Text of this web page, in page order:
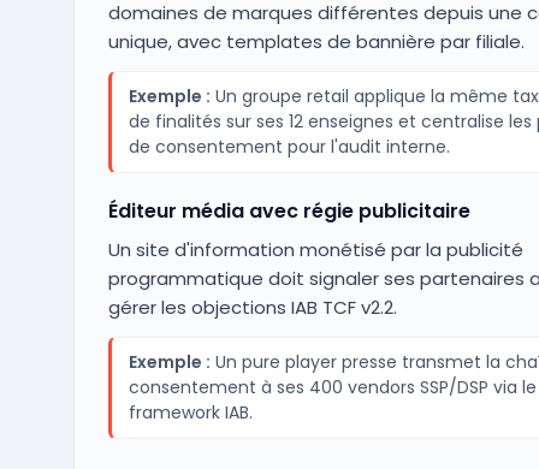
domaines de marques différentes depuis une
unique, avec templates de bannière par filiale.
Exemple : Un groupe retail applique la même
de finalités sur ses 12 enseignes et centralise les
de consentement pour l'audit interne.
Éditeur média avec régie publicitaire
Un site d'information monétisé par la publicité
programmatique doit signaler ses partenaires
gérer les objections IAB TCF v2.2.
Exemple : Un pure player presse transmet la
consentement à ses 400 vendors SSP/DSP via le
framework IAB.